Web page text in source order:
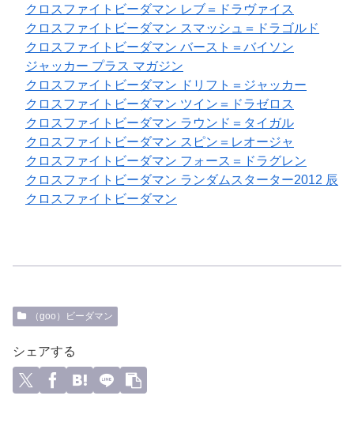
クロスファイトビーダマン レブ＝ドラヴァイス
クロスファイトビーダマン スマッシュ＝ドラゴルド
クロスファイトビーダマン バースト＝バイソン
ジャッカー プラス マガジン
クロスファイトビーダマン ドリフト＝ジャッカー
クロスファイトビーダマン ツイン＝ドラゼロス
クロスファイトビーダマン ラウンド＝タイガル
クロスファイトビーダマン スピン＝レオージャ
クロスファイトビーダマン フォース＝ドラグレン
クロスファイトビーダマン ランダムスターター2012 辰
クロスファイトビーダマン
（goo）ビーダマン
シェアする